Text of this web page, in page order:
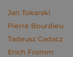
Jan Tokarski
Pierre Bourdieu
Tadeusz Gadacz
Erich Fromm